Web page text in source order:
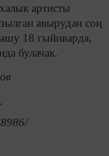
артисты
авырудан соң
18 гыйнварда,
булачак.